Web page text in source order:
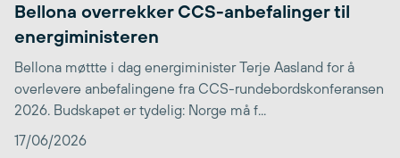
Bellona overrekker CCS-anbefalinger til
energiministeren
Bellona møttte i dag energiminister Terje Aasland for å
overlevere anbefalingene fra CCS-rundebordskonferansen
2026. Budskapet er tydelig: Norge må f...
17/06/2026